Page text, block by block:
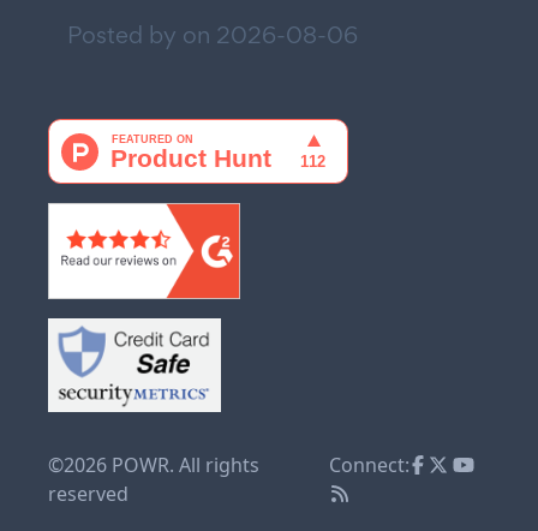
Posted by on 2026-08-06
©2026 POWR. All rights
reserved
Connect: